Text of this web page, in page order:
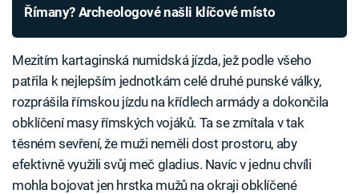
Římany? Archeologové našli klíčové místo
Mezitím kartaginská numidská jízda, jež podle všeho
patřila k nejlepším jednotkám celé druhé punské války,
rozprášila římskou jízdu na křídlech armády a dokončila
obklíčení masy římských vojáků. Ta se zmítala v tak
těsném sevření, že muži neměli dost prostoru, aby
efektivně využili svůj meč gladius. Navíc v jednu chvíli
mohla bojovat jen hrstka mužů na okraji obklíčené